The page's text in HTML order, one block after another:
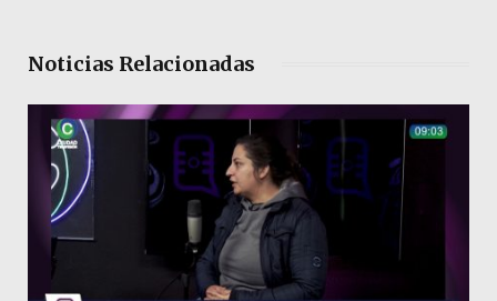
Noticias Relacionadas